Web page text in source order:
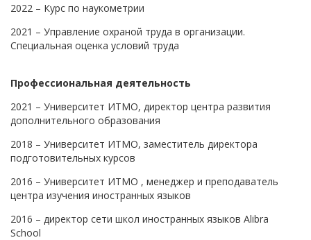
2022 – Курс по наукометрии
2021 – Управление охраной труда в организации.
Специальная оценка условий труда
Профессиональная деятельность
2021 – Университет ИТМО, директор центра развития
дополнительного образования
2018 – Университет ИТМО, заместитель директора
подготовительных курсов
2016 – Университет ИТМО , менеджер и преподаватель
центра изучения иностранных языков
2016 – директор сети школ иностранных языков Alibra
School